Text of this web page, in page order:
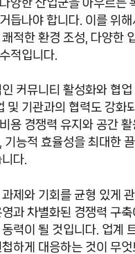
듭나야 합니다. 이를 위
적한 환경 조성, 다양한
적입니다.
커뮤니티 활성화와 협업
및 기관과의 협력도 강화
용 경쟁력 유지와 공간
기능적 효율성을 최대한
다.
제와 기회를 균형 있게
과 차별화된 경쟁력 구
력이 될 것입니다. 업계
하게 대응하는 것이 무엇